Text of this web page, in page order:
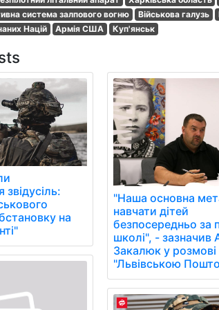
система залпового вогню Військова галузь
Націй
Армія США Куп'янськ
на
"Наша основна
навчати дітей
безпосередньо за
школі", - зазначив
Закалюк у розмові
"Львівською